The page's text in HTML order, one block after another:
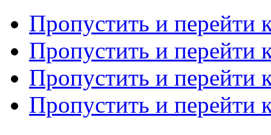
Пропустить и перейти
Пропустить и перейти
Пропустить и перейти
Пропустить и перейти